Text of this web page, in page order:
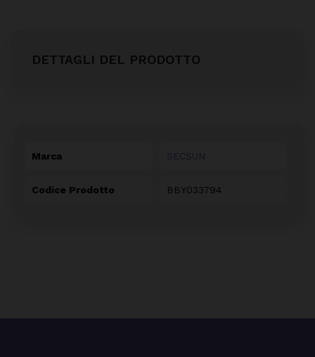
DETTAGLI DEL PRODOTTO
Marca SECSUN
Codice Prodotto BBY033794